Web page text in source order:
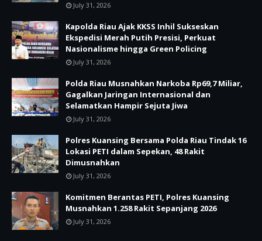
July 31, 2026
Kapolda Riau Ajak KKSS Inhil Sukseskan
Ekspedisi Merah Putih Presisi, Perkuat
Nasionalisme hingga Green Policing
July 31, 2026
Polda Riau Musnahkan Narkoba Rp69,7 Miliar,
Gagalkan Jaringan Internasional dan
Selamatkan Hampir Sejuta Jiwa
July 31, 2026
Polres Kuansing Bersama Polda Riau Tindak 16
Lokasi PETI dalam Sepekan, 48 Rakit
Dimusnahkan
July 31, 2026
Komitmen Berantas PETI, Polres Kuansing
Musnahkan 1.258 Rakit Sepanjang 2026
July 31, 2026